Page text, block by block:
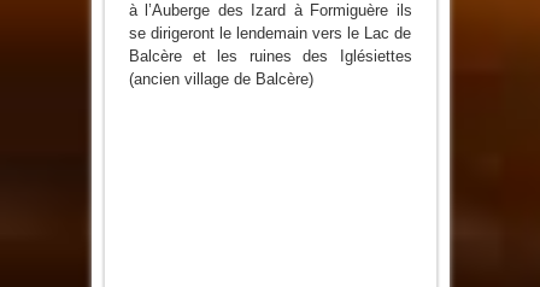
à l’Auberge des Izard à Formiguère ils
se dirigeront le lendemain vers le Lac de
Balcère et les ruines des Iglésiettes
(ancien village de Balcère)